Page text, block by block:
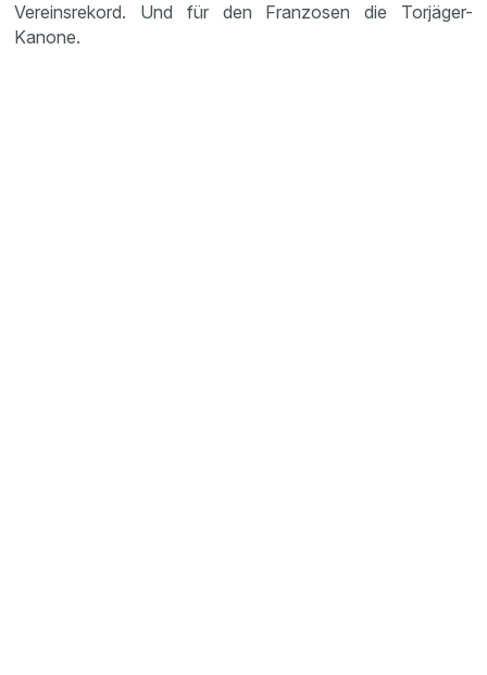
Vereinsrekord. Und für den Franzosen die Torjäger-
Kanone.